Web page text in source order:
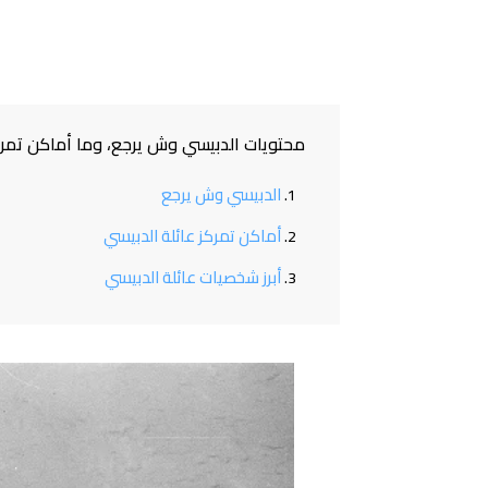
محتويات الدبيسي وش يرجع، وما أماكن
الدبيسي وش يرجع
أماكن تمركز عائلة الدبيسي
أبرز شخصيات عائلة الدبيسي